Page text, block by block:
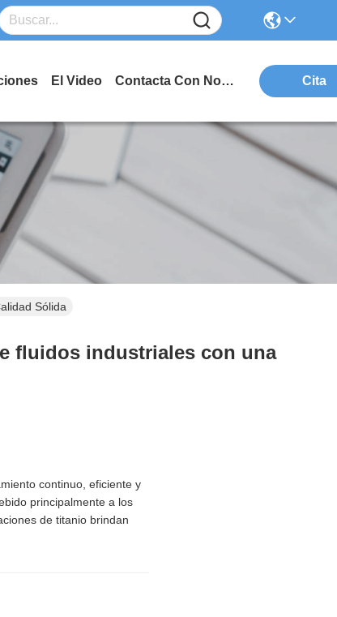
El Video Contacta Con Nosotros Cita
Sólida
fluidos industriales con una
continuo, eficiente y
principalmente a los
de titanio brindan